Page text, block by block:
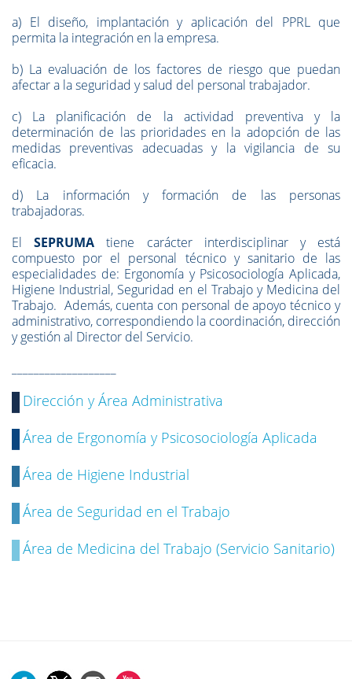
a) El diseño, implantación y aplicación del PPRL que
permita la integración en la empresa.
b) La evaluación de los factores de riesgo que puedan
afectar a la seguridad y salud del personal trabajador.
c) La planificación de la actividad preventiva y la
determinación de las prioridades en la adopción de las
medidas preventivas adecuadas y la vigilancia de su
eficacia.
d) La información y formación de las personas
trabajadoras.
ElSEPRUMA tiene carácter interdisciplinar y está
compuesto por el personal técnico y sanitario de las
especialidades de: Ergonomía y Psicosociología Aplicada,
Higiene Industrial, Seguridad en el Trabajo y Medicina del
Trabajo. Además, cuenta con personal de apoyo técnico y
administrativo, correspondiendo la coordinación, dirección
y gestión al Director del Servicio.
Dirección y Área Administrativa
Área de Ergonomía y Psicosociología Aplicada
Área de Higiene Industrial
Área de Seguridad en el Trabajo
Área de Medicina del Trabajo (Servicio Sanitario)